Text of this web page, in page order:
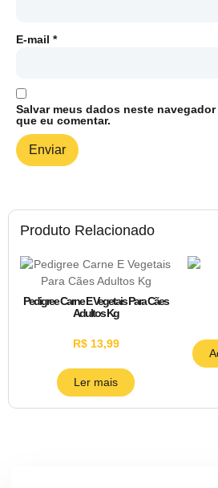
Produto Relacionado
Pedigree Carne E Vegetais Para Cães
Adultos Kg
R$13,99
Ler mais
E-mail *
Salvar meus dados neste
que eu comentar.